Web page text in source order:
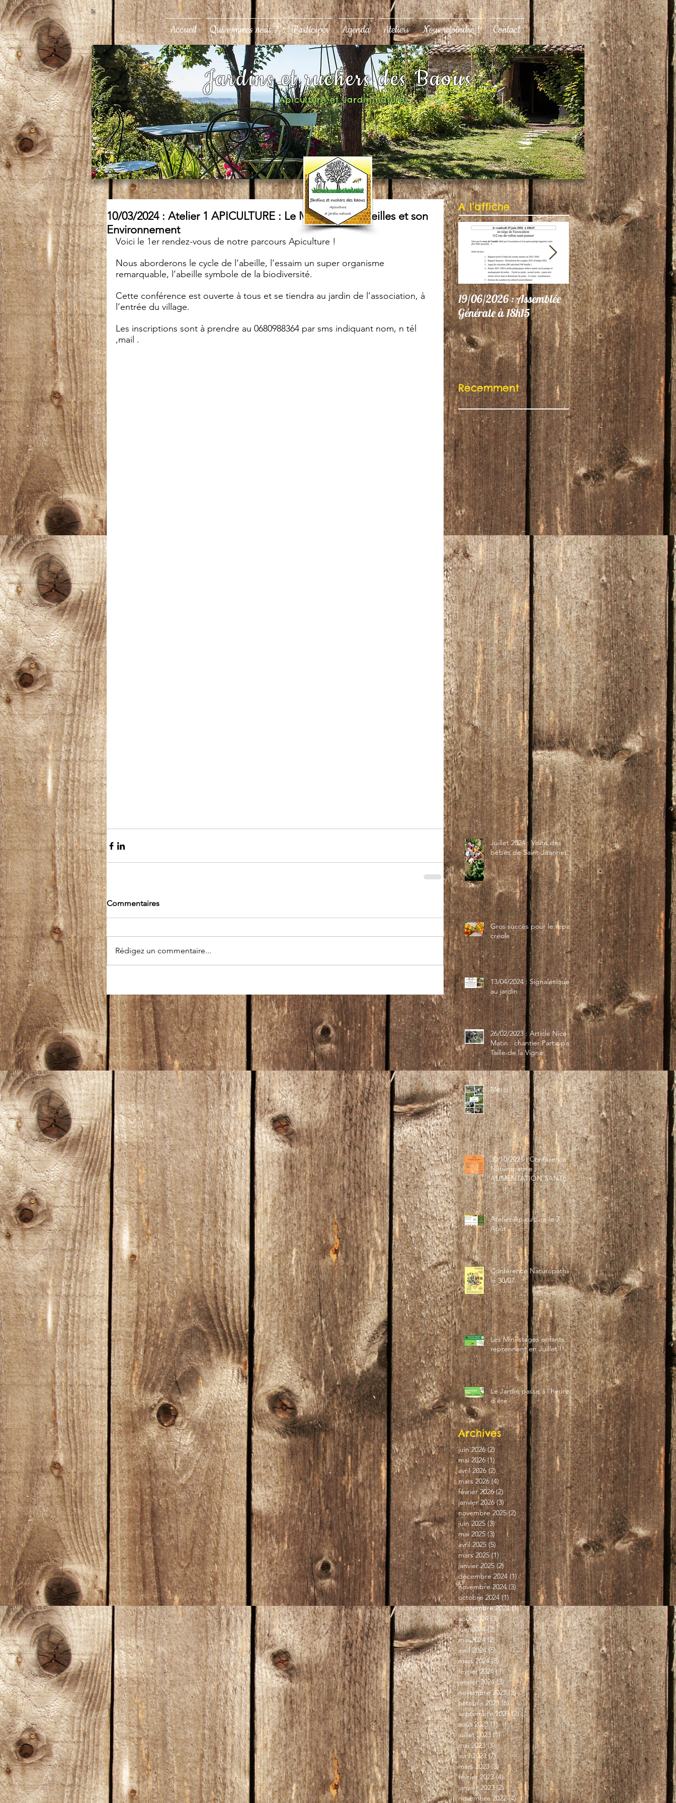
10/03/2024 : Atelier 1 APICULTURE : Le Monde des Abeilles et son
Environnement
Voici le 1er rendez-vous de notre parcours Apiculture !
Nous aborderons le cycle de l’abeille, l’essaim un super organisme
remarquable, l’abeille symbole de la biodiversité.
Cette conférence est ouverte à tous et se tiendra au jardin de l’association, à
l’entrée du village.
Les inscriptions sont à prendre au 0680988364 par sms indiquant nom, n tél
,mail .
Commentaires
Rédigez un commentaire...
A l'affiche
19/06/2026 : Assemblée
Générale à 18h15
06/06/26 : Le Jardin
participe au Festival
"Autres Regards"
Récemment
Juillet 2024 : Visite des
bébés de Saint-Jeannet...
Gros succès pour le repas
créole
13/04/2024 : Signalétique
au jardin
26/02/2023 : Article Nice-
Matin : chantier Participatif
Taille de la Vigne
Merci !
30/10/2021 : Conférence
Naturopathie
ALIMENTATION SANTÉ
Atelier Apiculture le 7
Août
Conférence Naturopathie
le 30/07
Les Mini-stages enfants
reprennent en Juillet !!
Le Jardin passe à l'heure
d'été
Archives
juin 2026 (2) 2 posts
mai 2026 (1)1 post
avril 2026 (2)2 posts
mars 2026 (4)4 posts
février 2026 (2)2 posts
janvier 2026 (3)3 posts
novembre 2025 (2)2 posts
juin 2025 (3)3 posts
mai 2025 (3)3 posts
avril 2025 (5)5 posts
mars 2025 (1) 1 post
janvier 2025 (2)2 posts
décembre 2024 (1)1 post
novembre 2024 (3)3 posts
octobre 2024 (1)1 post
septembre 2024 (1)1 post
août 2024 (3)3 posts
juin 2024 (3)3 posts
mai 2024 (2)2 posts
avril 2024 (5)5 posts
mars 2024 (8)8 posts
février 2024 (3)3 posts
janvier 2024 (3)3 posts
novembre 2023 (3)3 posts
octobre 2023 (6)6 posts
septembre 2023 (2)2 posts
août 2023 (1)1 post
juillet 2023 (1)1 post
mai 2023 (3)3 posts
avril 2023 (7)7 posts
mars 2023 (3)3 posts
février 2023 (4)4 posts
janvier 2023 (2)2 posts
novembre 2022 (4)4 posts
Accueil Qui sommes nous ? Participer Agenda Ateliers Nous rejoindre ! Contact
Jardins et ruchers des Baous
Apiculture et Jardin naturel